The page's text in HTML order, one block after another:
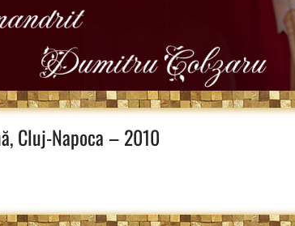
Cluj-Napoca – 2010